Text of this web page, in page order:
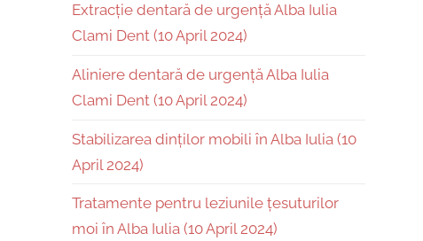
Extracție dentară de urgență Alba Iulia
Clami Dent (10 April 2024)
Aliniere dentară de urgență Alba Iulia
Clami Dent (10 April 2024)
Stabilizarea dinților mobili în Alba Iulia (10
April 2024)
Tratamente pentru leziunile țesuturilor
moi în Alba Iulia (10 April 2024)